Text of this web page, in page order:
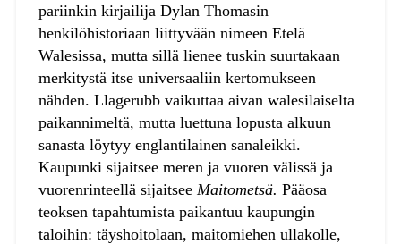
pariinkin kirjailija Dylan Thomasin
henkilöhistoriaan liittyvään nimeen Etelä
Walesissa, mutta sillä lienee tuskin suurtakaan
merkitystä itse universaaliin kertomukseen
nähden. Llagerubb vaikuttaa aivan walesilaiselta
paikannimeltä, mutta luettuna lopusta alkuun
sanasta löytyy englantilainen sanaleikki.
Kaupunki sijaitsee meren ja vuoren välissä ja
vuorenrinteellä sijaitsee Maitometsä. Pääosa
teoksen tapahtumista paikantuu kaupungin
taloihin: täyshoitolaan, maitomiehen ullakolle,